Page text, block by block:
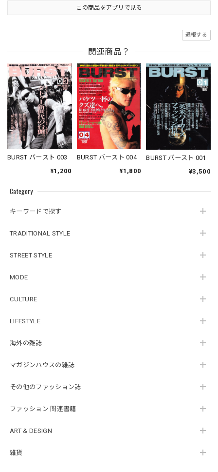
Category
キーワードで探す
TRADITIONAL STYLE
STREET STYLE
MODE
CULTURE
LIFESTYLE
海外の雑誌
マガジンハウスの雑誌
その他のファッション誌
ファッション 関連書籍
ART & DESIGN
雑貨
この商品をアプリで見る
通報する
関連商品？
BURST バースト 003
¥1,200
BURST バースト 004
¥1,800
BURST バースト 001
¥3,500